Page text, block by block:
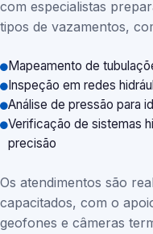
com especialistas
tipos de vazamentos,
Mapeamento de
Inspeção em redes
Análise de pressão para
Verificação de sistemas
precisão
Os atendimentos são
capacitados, com o
geofones e câmeras